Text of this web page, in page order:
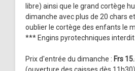
libre) ainsi que le grand cortège
dimanche avec plus de 20 chars
oublier le cortège des enfants le
*** Engins pyrotechniques
Prix d'entrée du dimanche : Frs